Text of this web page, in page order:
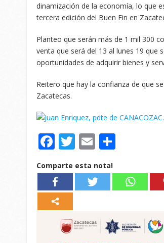
dinamización de la economía, lo que
tercera edición del Buen Fin en
Planteo que serán más de 1 mil 300
venta que será del 13 al lunes 19 que
oportunidades de adquirir bienes y
Reitero que hay la confianza de que
Zacatecas.
Facebook
Twitter
Email
Comparte esta nota!